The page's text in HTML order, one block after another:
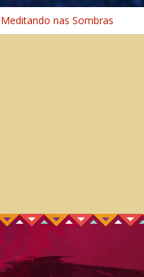
Imaginação na Cura
Meditando nas Sombras